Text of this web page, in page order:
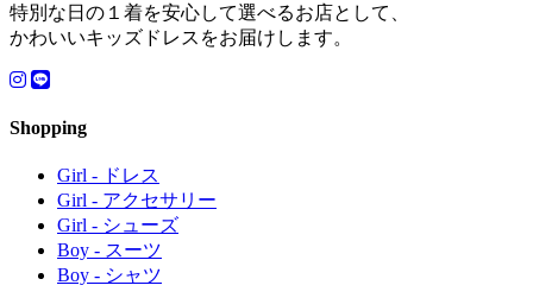
特別な日の１着を安心して選べるお店として、
かわいいキッズドレスをお届けします。
Shopping
Girl - ドレス
Girl - アクセサリー
Girl - シューズ
Boy - スーツ
Boy - シャツ